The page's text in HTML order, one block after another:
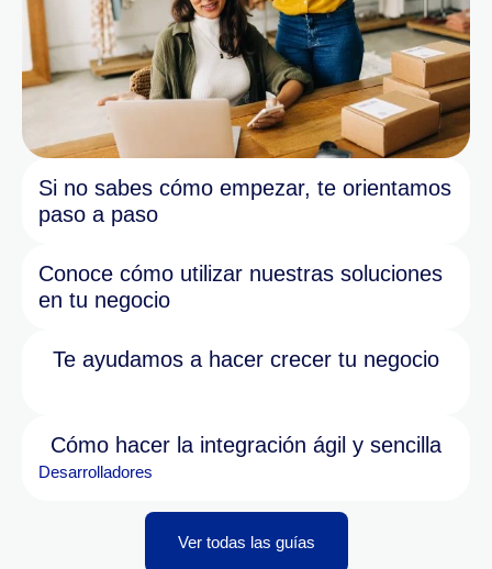
Si no sabes cómo empezar, te orientamos
paso a paso
Conoce cómo utilizar nuestras soluciones
en tu negocio
Te ayudamos a hacer crecer tu negocio
Cómo hacer la integración ágil y sencilla
Desarrolladores
Ver todas las guías